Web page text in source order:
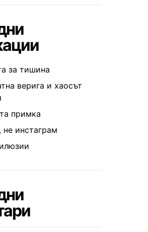
за тишина
верига и хаосът
примка
не инстаграм